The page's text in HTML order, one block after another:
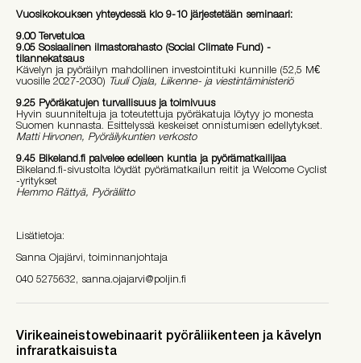
Vuosikokouksen yhteydessä klo 9-10 järjestetään seminaari:
9.00 Tervetuloa
9.05 Sosiaalinen ilmastorahasto (Social Climate Fund) -
tilannekatsaus
Kävelyn ja pyöräilyn mahdollinen investointituki kunnille (52,5 M€
vuosille 2027-2030) Tuuli Ojala, Liikenne- ja viestintäministeriö
9.25 Pyöräkatujen turvallisuus ja toimivuus
Hyvin suunniteltuja ja toteutettuja pyöräkatuja löytyy jo monesta
Suomen kunnasta. Esittelyssä keskeiset onnistumisen edellytykset.
Matti Hirvonen, Pyöräilykuntien verkosto
9.45 Bikeland.fi palvelee edelleen kuntia ja pyörämatkailijaa
Bikeland.fi-sivustolta löydät pyörämatkailun reitit ja Welcome Cyclist
-yritykset
Hemmo Rättyä, Pyöräliitto
Lisätietoja:
Sanna Ojajärvi, toiminnanjohtaja
040 5275632, sanna.ojajarvi@poljin.fi
Virikeaineistowebinaarit pyöräliikenteen ja kävelyn
infraratkaisuista